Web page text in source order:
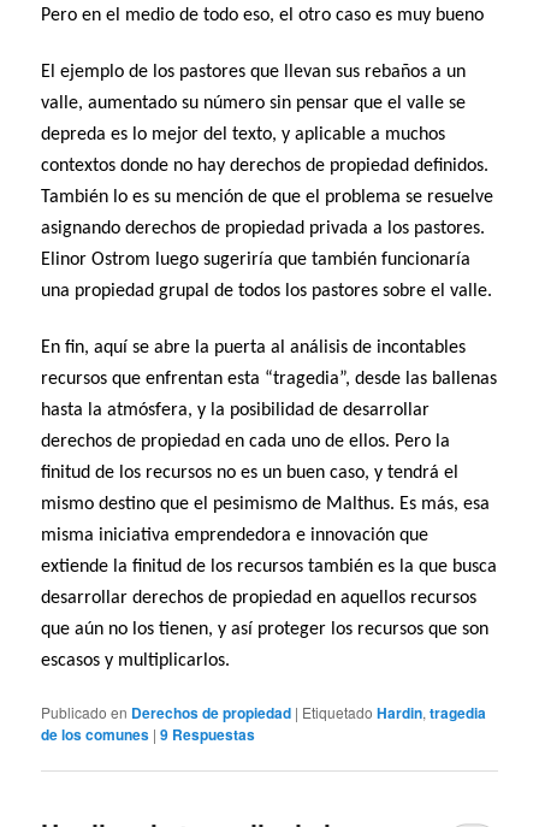
Pero en el medio de todo eso, el otro caso es muy bueno
El ejemplo de los pastores que llevan sus rebaños a un
valle, aumentado su número sin pensar que el valle se
depreda es lo mejor del texto, y aplicable a muchos
contextos donde no hay derechos de propiedad definidos.
También lo es su mención de que el problema se resuelve
asignando derechos de propiedad privada a los pastores.
Elinor Ostrom luego sugeriría que también funcionaría
una propiedad grupal de todos los pastores sobre el valle.
En fin, aquí se abre la puerta al análisis de incontables
recursos que enfrentan esta “tragedia”, desde las ballenas
hasta la atmósfera, y la posibilidad de desarrollar
derechos de propiedad en cada uno de ellos. Pero la
finitud de los recursos no es un buen caso, y tendrá el
mismo destino que el pesimismo de Malthus. Es más, esa
misma iniciativa emprendedora e innovación que
extiende la finitud de los recursos también es la que busca
desarrollar derechos de propiedad en aquellos recursos
que aún no los tienen, y así proteger los recursos que son
escasos y multiplicarlos.
Publicado en Derechos de propiedad | Etiquetado Hardin,tragedia
de los comunes |9 Respuestas